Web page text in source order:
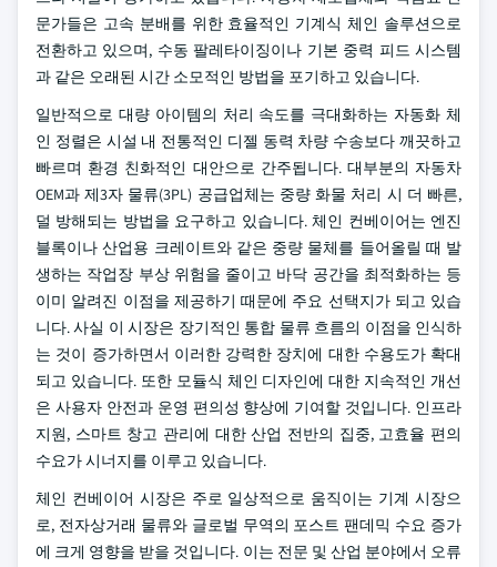
문가들은 고속 분배를 위한 효율적인 기계식 체인 솔루션으로
전환하고 있으며, 수동 팔레타이징이나 기본 중력 피드 시스템
과 같은 오래된 시간 소모적인 방법을 포기하고 있습니다.
일반적으로 대량 아이템의 처리 속도를 극대화하는 자동화 체
인 정렬은 시설 내 전통적인 디젤 동력 차량 수송보다 깨끗하고
빠르며 환경 친화적인 대안으로 간주됩니다. 대부분의 자동차
OEM과 제3자 물류(3PL) 공급업체는 중량 화물 처리 시 더 빠른,
덜 방해되는 방법을 요구하고 있습니다. 체인 컨베이어는 엔진
블록이나 산업용 크레이트와 같은 중량 물체를 들어올릴 때 발
생하는 작업장 부상 위험을 줄이고 바닥 공간을 최적화하는 등
이미 알려진 이점을 제공하기 때문에 주요 선택지가 되고 있습
니다. 사실 이 시장은 장기적인 통합 물류 흐름의 이점을 인식하
는 것이 증가하면서 이러한 강력한 장치에 대한 수용도가 확대
되고 있습니다. 또한 모듈식 체인 디자인에 대한 지속적인 개선
은 사용자 안전과 운영 편의성 향상에 기여할 것입니다. 인프라
지원, 스마트 창고 관리에 대한 산업 전반의 집중, 고효율 편의
수요가 시너지를 이루고 있습니다.
체인 컨베이어 시장은 주로 일상적으로 움직이는 기계 시장으
로, 전자상거래 물류와 글로벌 무역의 포스트 팬데믹 수요 증가
에 크게 영향을 받을 것입니다. 이는 전문 및 산업 분야에서 오류